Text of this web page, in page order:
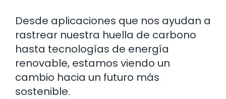
Desde aplicaciones que nos ayudan a
rastrear nuestra huella de carbono
hasta tecnologías de energía
renovable, estamos viendo un
cambio hacia un futuro más
sostenible.